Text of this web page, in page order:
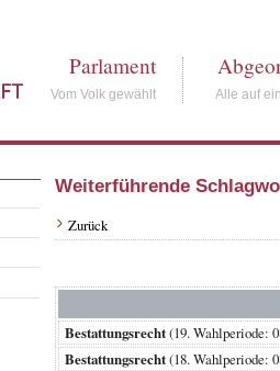
Parlament
Vom Volk gewählt Alle auf
Weiterführende
Zurück
Bestattungsrecht(19.
Bestattungsrecht(18.